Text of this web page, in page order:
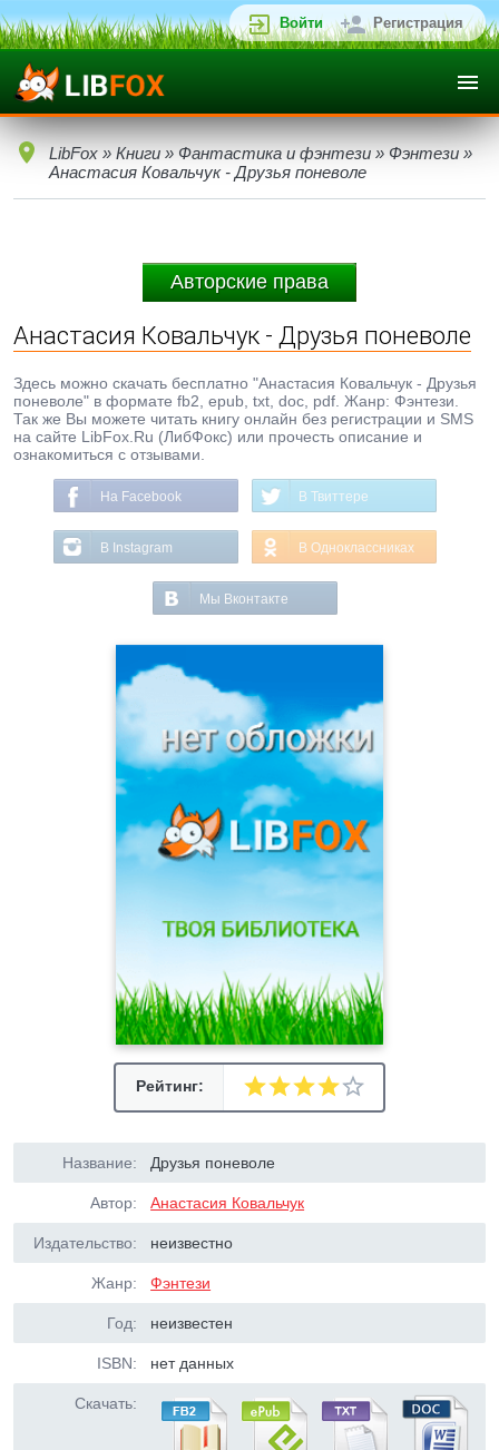
Войти Регистрация
LibFox » Книги » Фантастика и фэнтези » Фэнтези »
Анастасия Ковальчук - Друзья поневоле
Авторские права
Анастасия Ковальчук - Друзья поневоле
Здесь можно скачать бесплатно "Анастасия Ковальчук - Друзья
поневоле" в формате fb2, epub, txt, doc, pdf. Жанр: Фэнтези.
Так же Вы можете читать книгу онлайн без регистрации и SMS
на сайте LibFox.Ru (ЛибФокс) или прочесть описание и
ознакомиться с отзывами.
На Facebook В Твиттере
В Instagram В Одноклассниках
Мы Вконтакте
Рейтинг:
Название: Друзья поневоле
Автор: Анастасия Ковальчук
Издательство: неизвестно
Жанр: Фэнтези
Год: неизвестен
ISBN: нет данных
Скачать: